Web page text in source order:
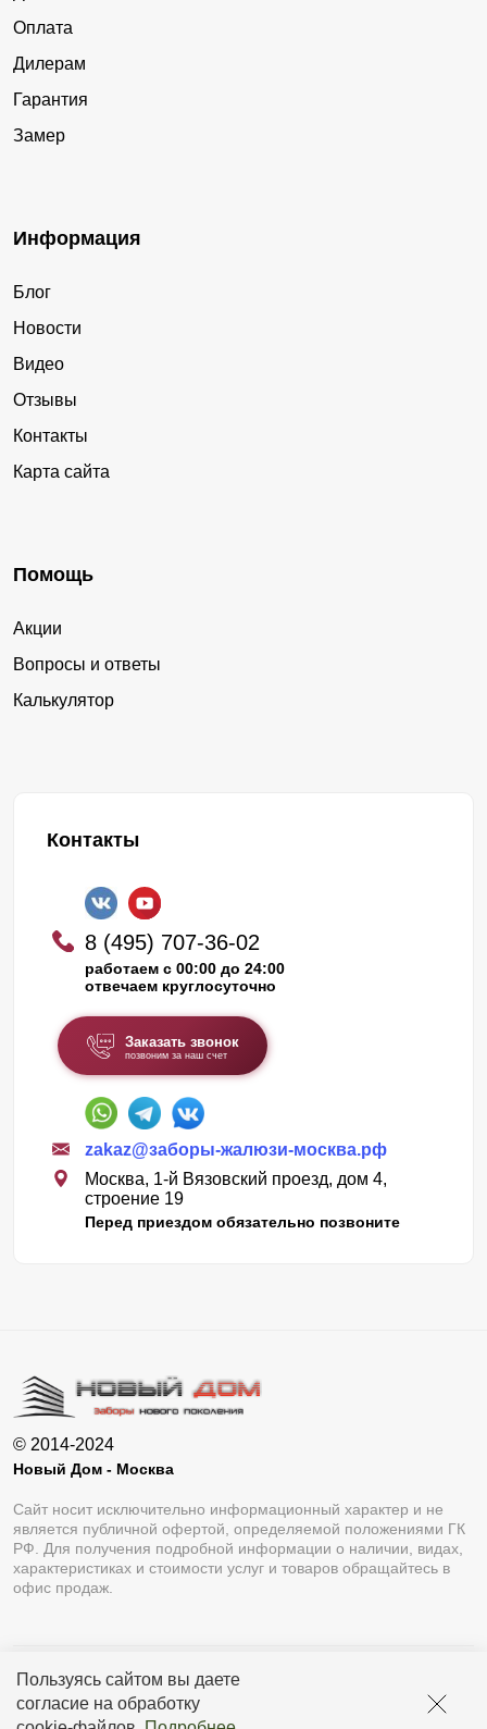
Пользуясь сайтом вы даете
согласие на обработку
Оплата
Дилерам
Гарантия
Замер
Информация
Блог
Новости
Видео
Отзывы
Контакты
Карта сайта
Помощь
Акции
Вопросы и ответы
Калькулятор
Контакты
8 (495) 707-36-02
работаем с 00:00 до 24:00
отвечаем круглосуточно
Заказать звонок
позвоним за наш счет
zakaz@заборы-жалюзи-москва.рф
Москва, 1-й Вязовский проезд, дом 4,
строение 19
Перед приездом обязательно позвоните
© 2014-2024
Новый Дом - Москва
Сайт носит исключительно информационный характер и не
является публичной офертой, определяемой положениями ГК
РФ. Для получения подробной информации о наличии, видах,
характеристиках и стоимости услуг и товаров обращайтесь в
офис продаж.
Разработка сайтаLukevium
Политика конфиденциальности